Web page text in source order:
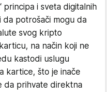
principa i sveta digitalnih
potrošači mogu da
svog kripto
na način koji ne
kastodi uslugu
kartice, što je inače
da prihvate direktna